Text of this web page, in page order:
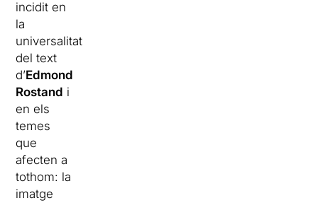
incidit en
la
universalitat
del text
d’Edmond
Rostand i
en els
temes
que
afecten a
tothom: la
imatge